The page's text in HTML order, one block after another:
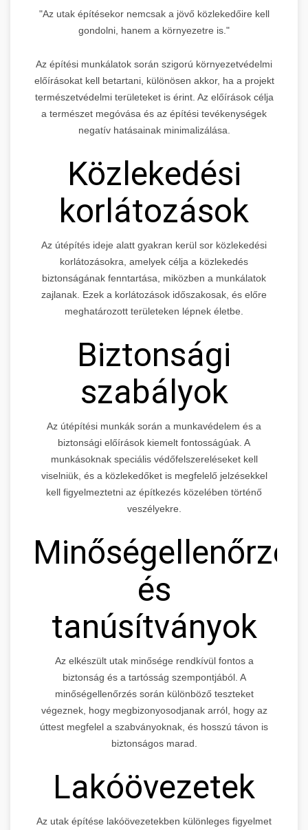
"Az utak építésekor nemcsak a jövő közlekedőire kell
gondolni, hanem a környezetre is."
Az építési munkálatok során szigorú környezetvédelmi
előírásokat kell betartani, különösen akkor, ha a projekt
természetvédelmi területeket is érint. Az előírások célja
a természet megóvása és az építési tevékenységek
negatív hatásainak minimalizálása.
Közlekedési
korlátozások
Az útépítés ideje alatt gyakran kerül sor közlekedési
korlátozásokra, amelyek célja a közlekedés
biztonságának fenntartása, miközben a munkálatok
zajlanak. Ezek a korlátozások időszakosak, és előre
meghatározott területeken lépnek életbe.
Biztonsági
szabályok
Az útépítési munkák során a munkavédelem és a
biztonsági előírások kiemelt fontosságúak. A
munkásoknak speciális védőfelszereléseket kell
viselniük, és a közlekedőket is megfelelő jelzésekkel
kell figyelmeztetni az építkezés közelében történő
veszélyekre.
Minőségellenőrzés
és
tanúsítványok
Az elkészült utak minősége rendkívül fontos a
biztonság és a tartósság szempontjából. A
minőségellenőrzés során különböző teszteket
végeznek, hogy megbizonyosodjanak arról, hogy az
úttest megfelel a szabványoknak, és hosszú távon is
biztonságos marad.
Lakóövezetek
Az utak építése lakóövezetekben különleges figyelmet